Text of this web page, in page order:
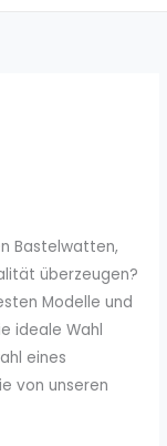
Bastelwatten,
überzeugen?
Modelle und
ideale Wahl
eines
von unseren